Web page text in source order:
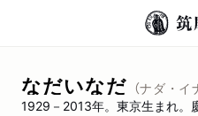
なだいなだ （ナダ・イ
1929－2013年。東京生まれ。